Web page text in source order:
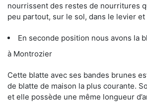
nourrissent des restes de nourritures
peu partout, sur le sol, dans le levier et
En seconde position nous avons la
à Montrozier
Cette blatte avec ses bandes brunes
de blatte de maison la plus courante.
et elle possède une même longueur